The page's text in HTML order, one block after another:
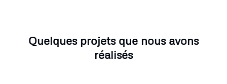
Quelques projets que nous avons
réalisés